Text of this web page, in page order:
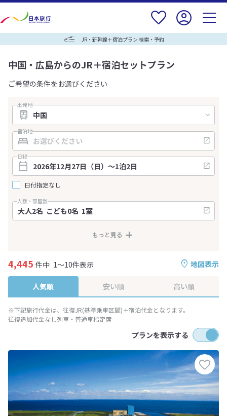
JR・新幹線＋宿泊プラン 検索・予約
中国・広島からのJR＋宿泊セットプラン
ご希望の条件をお選びください
出発地
宿泊地
日程
日付指定なし
人数・部屋数
もっと見る
地図表示
4,445 件中 1～10件表示
人気順 安い順 高い順
※下記旅行代金は、往復JR(基準乗車区間)＋宿泊代金となります。
往復追加代金なし列車・普通車指定席
プランを表示する